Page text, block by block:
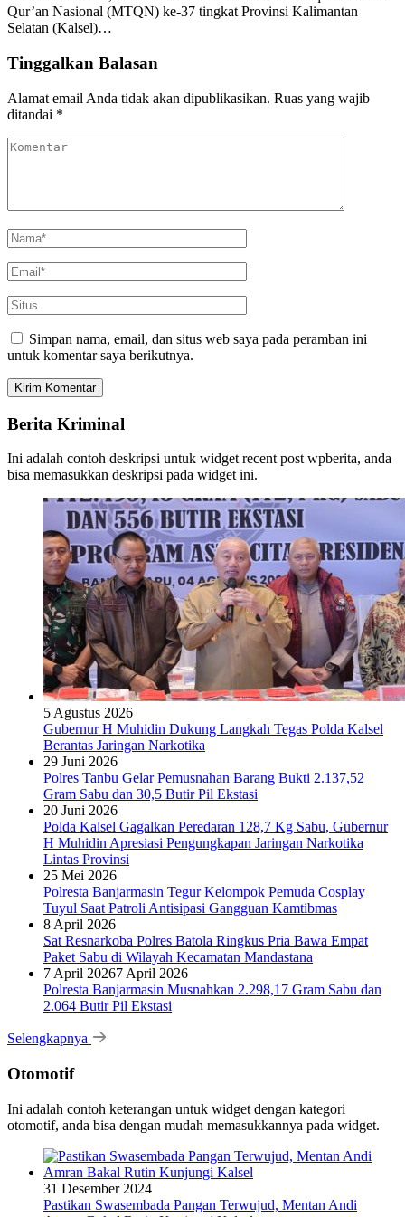
Qur’an Nasional (MTQN) ke-37 tingkat Provinsi Kalimantan
Selatan (Kalsel)…
Tinggalkan Balasan
Alamat email Anda tidak akan dipublikasikan. Ruas yang wajib
ditandai *
Simpan nama, email, dan situs web saya pada peramban ini
untuk komentar saya berikutnya.
Berita Kriminal
Ini adalah contoh deskripsi untuk widget recent post wpberita, anda
bisa memasukkan deskripsi pada widget ini.
5 Agustus 2026
Gubernur H Muhidin Dukung Langkah Tegas Polda Kalsel
Berantas Jaringan Narkotika
29 Juni 2026
Polres Tanbu Gelar Pemusnahan Barang Bukti 2.137,52
Gram Sabu dan 30,5 Butir Pil Ekstasi
20 Juni 2026
Polda Kalsel Gagalkan Peredaran 128,7 Kg Sabu, Gubernur
H Muhidin Apresiasi Pengungkapan Jaringan Narkotika
Lintas Provinsi
25 Mei 2026
Polresta Banjarmasin Tegur Kelompok Pemuda Cosplay
Tuyul Saat Patroli Antisipasi Gangguan Kamtibmas
8 April 2026
Sat Resnarkoba Polres Batola Ringkus Pria Bawa Empat
Paket Sabu di Wilayah Kecamatan Mandastana
7 April 20267 April 2026
Polresta Banjarmasin Musnahkan 2.298,17 Gram Sabu dan
2.064 Butir Pil Ekstasi
Selengkapnya
Otomotif
Ini adalah contoh keterangan untuk widget dengan kategori
otomotif, anda bisa dengan mudah memasukkannya pada widget.
31 Desember 2024
Pastikan Swasembada Pangan Terwujud, Mentan Andi